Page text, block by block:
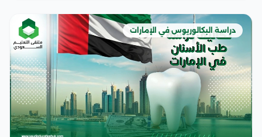
دراسة البكالوريوس في الإمارات